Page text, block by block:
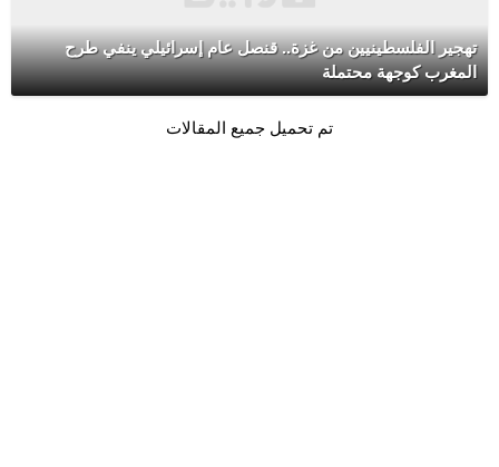
تهجير الفلسطينيين من غزة.. قنصل عام إسرائيلي ينفي طرح
المغرب كوجهة محتملة
تم تحميل جميع المقالات